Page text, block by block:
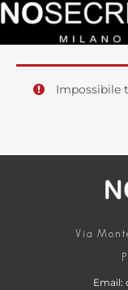
Impossibile
Via
Email: